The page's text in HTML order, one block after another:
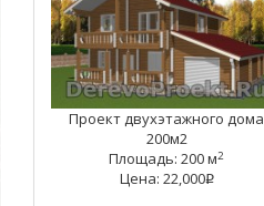
Проект двухэтажного дома
200м2
Площадь: 200 м2
Цена: 22,000q